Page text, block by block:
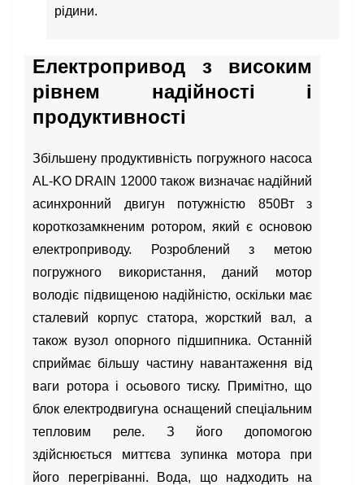
рідини.
Електропривод з високим
рівнем надійності і
продуктивності
Збільшену продуктивність погружного насоса
AL-KO DRAIN 12000 також визначає надійний
асинхронний двигун потужністю 850Вт з
короткозамкненим ротором, який є основою
електроприводу. Розроблений з метою
погружного використання, даний мотор
володіє підвищеною надійністю, оскільки має
сталевий корпус статора, жорсткий вал, а
також вузол опорного підшипника. Останній
сприймає більшу частину навантаження від
ваги ротора і осьового тиску. Примітно, що
блок електродвигуна оснащений спеціальним
тепловим реле. З його допомогою
здійснюється миттєва зупинка мотора при
його перегріванні. Вода, що надходить на